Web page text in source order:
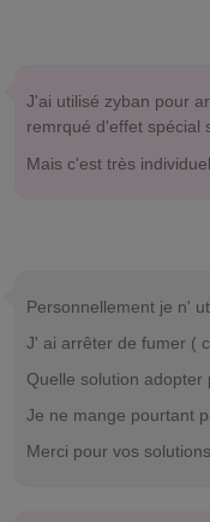
J'ai utilisé zyban pour
remrqué d'effet spécial
Mais c'est très
Personnellement je n'
J' ai arrêter de fumer (
Quelle solution adopter
Je ne mange pourtant
Merci pour vos